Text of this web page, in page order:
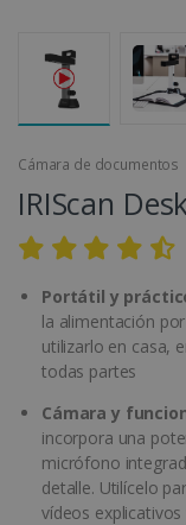
Cámara de documentos
IRIScan
Portátil y
la alimentación
utilizarlo en casa,
todas partes
Cámara y
incorpora una
micrófono
detalle. Utilícelo
vídeos